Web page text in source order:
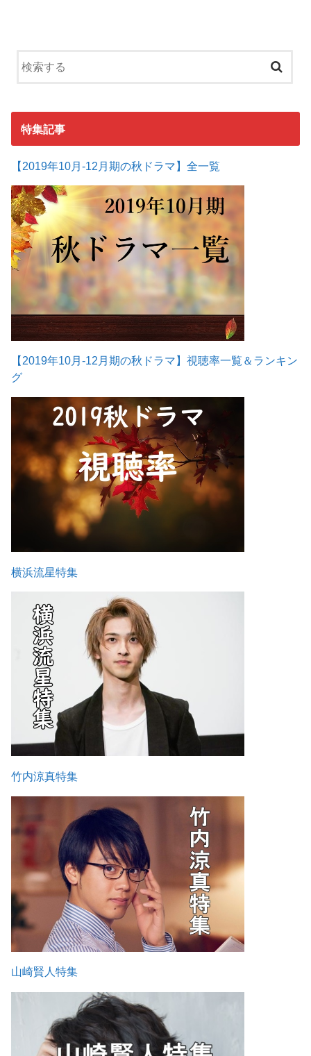
特集記事
【2019年10月-12月期の秋ドラマ】全一覧
【2019年10月-12月期の秋ドラマ】視聴率一覧＆ランキン
グ
横浜流星特集
竹内涼真特集
山崎賢人特集